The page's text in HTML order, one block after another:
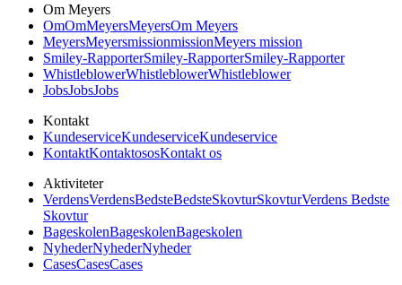
Om Meyers
OmOmMeyersMeyersOm Meyers
MeyersMeyersmissionmissionMeyers mission
Smiley-RapporterSmiley-RapporterSmiley-Rapporter
WhistleblowerWhistleblowerWhistleblower
JobsJobsJobs
Kontakt
KundeserviceKundeserviceKundeservice
KontaktKontaktososKontakt os
Aktiviteter
VerdensVerdensBedsteBedsteSkovturSkovturVerdens Bedste
Skovtur
BageskolenBageskolenBageskolen
NyhederNyhederNyheder
CasesCasesCases